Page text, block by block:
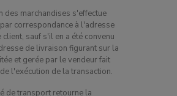
des marchandises s'effectue
correspondance à l'adresse
sauf s'il en a été convenu
de livraison figurant sur la
et gerée par le vendeur fait
l'exécution de la transaction.
de transport retourne la